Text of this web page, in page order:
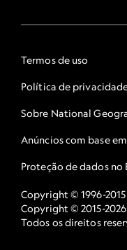
Termos de uso
Política de
Sobre National
Anúncios com base
Proteção de dados no
Copyright © 1996-
Copyright © 2015-
Todos os direitos